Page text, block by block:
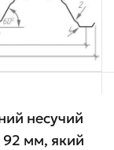
несучий
92 мм, який